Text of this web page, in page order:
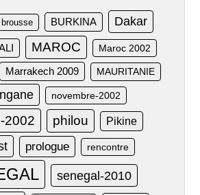
brousse BURKINA Dakar
MAROC Maroc 2002
Marrakech 2009 MAURITANIE
novembre-2002
2002 philou Pikine
prologue rencontre
senegal-2010